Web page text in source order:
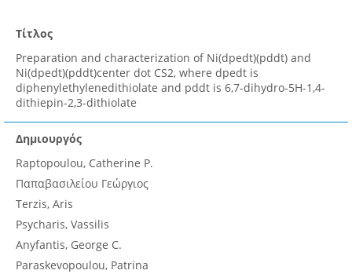
Τίτλος
Preparation and characterization of Ni(dpedt)(pddt) and
Ni(dpedt)(pddt)center dot CS2, where dpedt is
diphenylethylenedithiolate and pddt is 6,7-dihydro-5H-1,4-
dithiepin-2,3-dithiolate
Δημιουργός
Raptopoulou, Catherine P.
Παπαβασιλείου Γεώργιος
Terzis, Aris
Psycharis, Vassilis
Anyfantis, George C.
Paraskevopoulou, Patrina